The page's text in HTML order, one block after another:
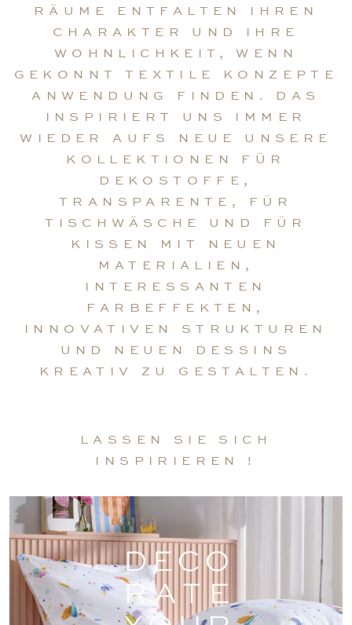
RÄUME ENTFALTEN IHREN
CHARAKTER UND IHRE
WOHNLICHKEIT, WENN
GEKONNT TEXTILE KONZEPTE
ANWENDUNG FINDEN. DAS
INSPIRIERT UNS IMMER
WIEDER AUFS NEUE UNSERE
KOLLEKTIONEN FÜR
DEKOSTOFFE,
TRANSPARENTE, FÜR
TISCHWÄSCHE UND FÜR
KISSEN MIT NEUEN
MATERIALIEN,
INTERESSANTEN
FARBEFFEKTEN,
INNOVATIVEN STRUKTUREN
UND NEUEN DESSINS
KREATIV ZU GESTALTEN.
LASSEN SIE SICH
INSPIRIEREN !
BETTWÄSCHE